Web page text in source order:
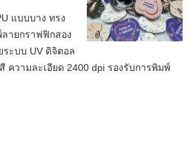
แบบบาง ทรง
ายกราฟฟิกสอง
ะบบ UV ดิจิตอล
ความละเอียด 2400 dpi รองรับการพิมพ์